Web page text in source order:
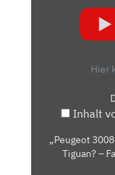
(FACELIFT
TIGUAN?
FAHRBERICHT/
Hier
Inhalt
„Peugeot
Tiguan? –